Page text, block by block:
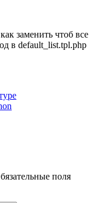
заменить чтоб все
в default_list.tpl.php
поля